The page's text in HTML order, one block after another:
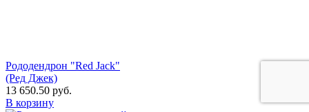
Рододендрон "Red Jack"
(Ред Джек)
13 650.50 руб.
В корзину